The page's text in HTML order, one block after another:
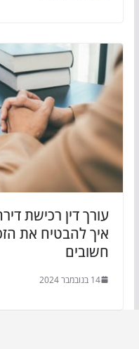
עורך דין רכישת
איך להבטיח את
חשובים
14 בנובמבר 2024